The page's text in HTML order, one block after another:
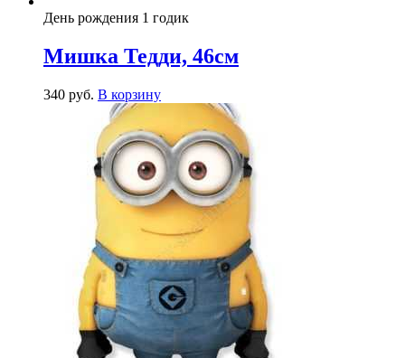
День рождения 1 годик
Мишка Тедди, 46см
340 руб. В корзину